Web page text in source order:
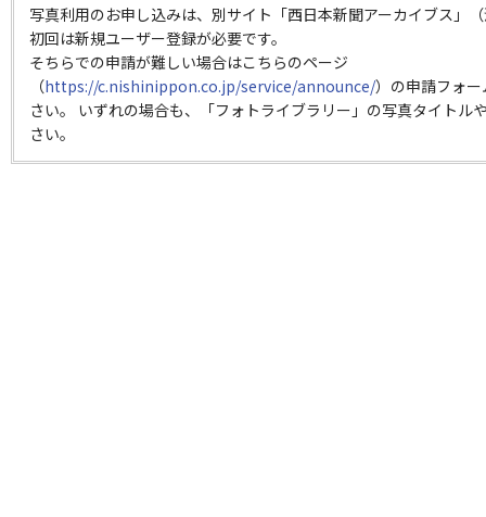
写真利用のお申し込みは、別サイト「西日本新聞アーカイブス」
初回は新規ユーザー登録が必要です。
そちらでの申請が難しい場合はこちらのページ
（https://c.nishinippon.co.jp/service/announce/）の申請フォ
さい。 いずれの場合も、「フォトライブラリー」の写真タイトル
さい。